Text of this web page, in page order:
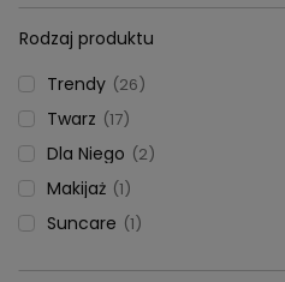
Rodzaj produktu
Trendy
26
Twarz 17
Dla Niego 2
Makijaż 1
Suncare 1